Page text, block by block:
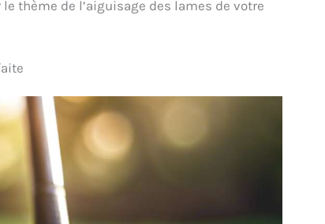
en
+
PP
poignée réglable de 30 à
est simple et rapide.
Brosse rotative nettoyage
à 2 vitesses : Le mode 380
tr/min convient aux
surfaces légères, tandis
thème de l’aiguisage des lames de votre